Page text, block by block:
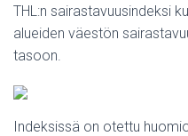
THL:n sairastavuusindeksi
alueiden väestön
tasoon.
Indeksissä on otettu